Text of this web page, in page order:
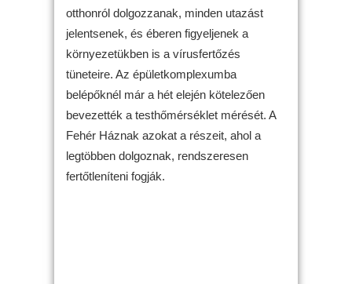
otthonról dolgozzanak, minden utazást
jelentsenek, és éberen figyeljenek a
környezetükben is a vírusfertőzés
tüneteire. Az épületkomplexumba
belépőknél már a hét elején kötelezően
bevezették a testhőmérséklet mérését. A
Fehér Háznak azokat a részeit, ahol a
legtöbben dolgoznak, rendszeresen
fertőtleníteni fogják.